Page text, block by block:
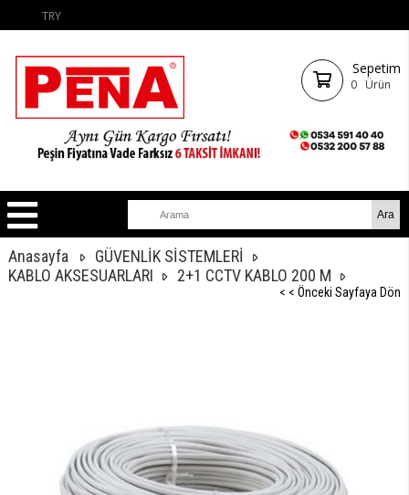
TRY
Sepetim
0 Ürün
Anasayfa
GÜVENLİK SİSTEMLERİ
KABLO AKSESUARLARI
2+1 CCTV KABLO 200 M
< < Önceki Sayfaya Dön